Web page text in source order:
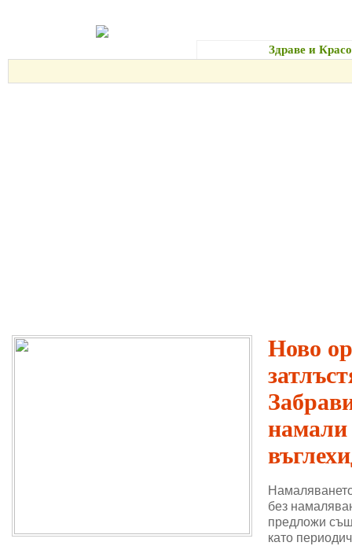
Здраве и
Ново
намали
без
предложи
като